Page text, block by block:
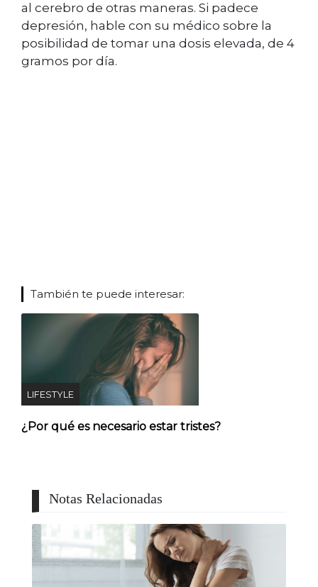
al cerebro de otras maneras. Si padece
depresión, hable con su médico sobre la
posibilidad de tomar una dosis elevada, de 4
gramos por día.
También te puede interesar:
LIFESTYLE
¿Por qué es necesario estar tristes?
Notas Relacionadas